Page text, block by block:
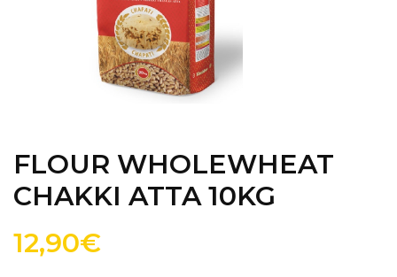
FLOUR WHOLEWHEAT
CHAKKI ATTA 10KG
12,90€